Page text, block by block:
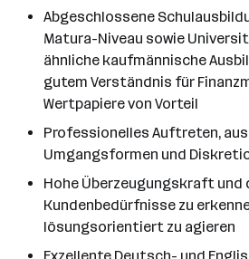
Abgeschlossene
Matura-Niveau sowie
ähnliche kaufmännische
gutem Verständnis für
Wertpapiere von Vorteil
Professionelles Auftreten,
Umgangsformen und
Hohe Überzeugungskraft und
Kundenbedürfnisse zu
lösungsorientiert zu agieren